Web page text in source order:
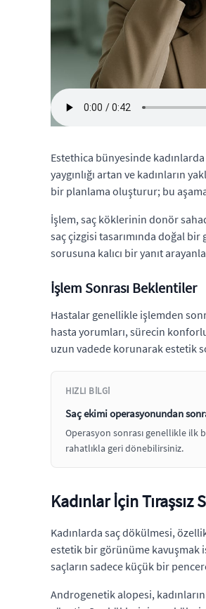
Estethica bünyesinde
yaygınlığı artan ve kadınların
bir planlama oluşturur; bu
İşlem, saç köklerinin donör
saç çizgisi tasarımında doğal
sorusuna kalıcı bir yanıt
İşlem Sonrası Beklentiler
Hastalar genellikle işlemden
hasta yorumları, sürecin
uzun vadede korunarak estetik
HIZLI BILGI
Saç ekimi operasyonundan
Operasyon sonrası genellikle ilk
rahatlıkla geri dönebilirsiniz.
Kadınlar İçin
Kadınlarda saç dökülmesi,
estetik bir görünüme kavuşmak
saçların sadece küçük bir
Androgenetik alopesi,